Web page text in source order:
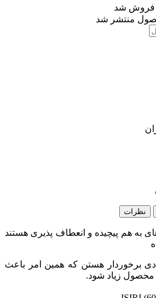
فروش شد
منتشر شد
نظرات
به هم پیچیده و انعطاف پذیری هستند
برخوردار هستن که همین امر باعث
محصول زیاد شود.